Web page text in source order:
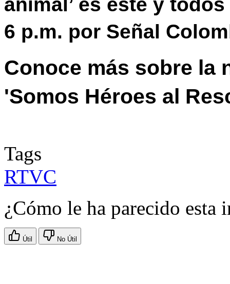
6 p.m. por Señal
Conoce más sobre la
'Somos Héroes al
Tags
RTVC
¿Cómo le ha parecido esta
Útil No Útil